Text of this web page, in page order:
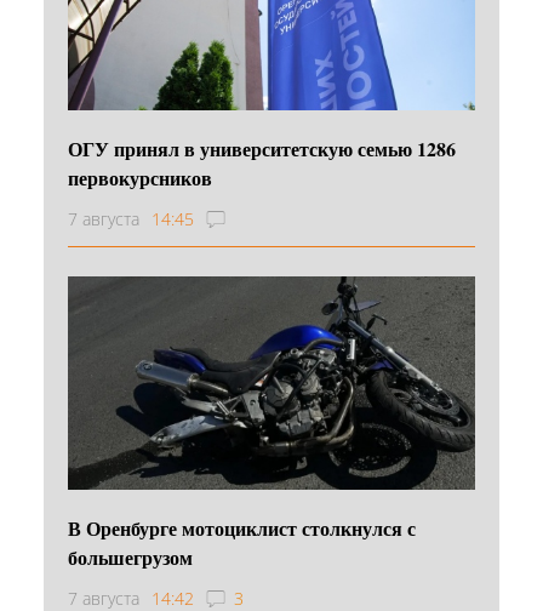
ОГУ принял в университетскую семью 1286
первокурсников
7 августа 14:45
В Оренбурге мотоциклист столкнулся с
большегрузом
7 августа 14:42 3